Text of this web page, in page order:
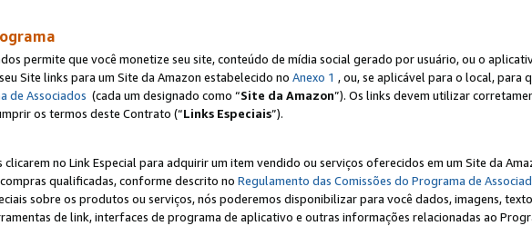
permite que você monetize seu site, conteúdo de mídia social gerado por usuário, ou o
Site links para um Site da Amazon estabelecido no Anexo 1 , ou, se aplicável para o local, para
de Associados (cada um designado como “Site da Amazon”). Os links devem utilizar
os termos deste Contrato (“Links Especiais”).
clicarem no Link Especial para adquirir um item vendido ou serviços oferecidos em um Site da
qualificadas, conforme descrito no Regulamento das Comissões do Programa de
sobre os produtos ou serviços, nós poderemos disponibilizar para você dados, imagens,
de link, interfaces de programa de aplicativo e outras informações relacionadas ao